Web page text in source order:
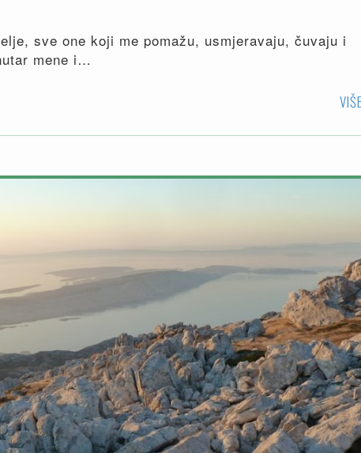
sve one koji me pomažu, usmjeravaju, čuvaju i
mene i…